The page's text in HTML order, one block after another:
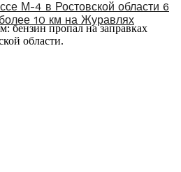
М-4 в Ростовской области 6
10 км на Журавлях
бензин пропал на заправках
области.